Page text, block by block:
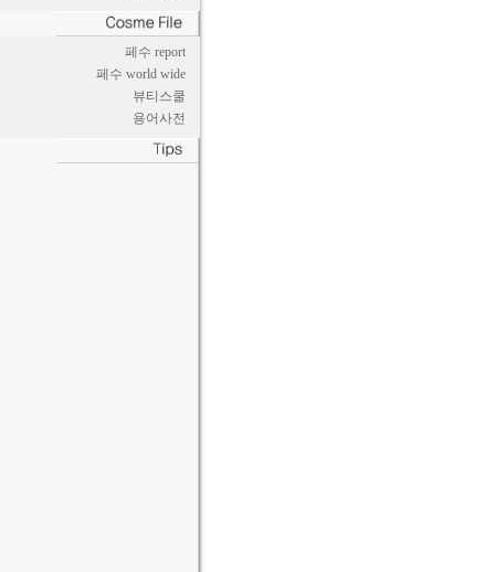
페수 report
페수 world wide
뷰티스쿨
용어사전